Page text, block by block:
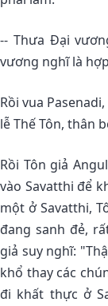
-- Thưa Ðại
vương nghĩ là
Rồi vua
lễ Thế Tôn, thân
Rồi Tôn giả
vào Savatthi để
một ở Savatthi,
đang sanh đẻ,
giả suy nghĩ:
khổ thay các
đi khất thực ở